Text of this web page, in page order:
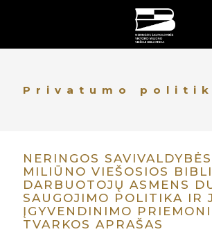
Privatumo
NERINGOS
MILIŪNO VIEŠOSIOS
DARBUOTOJŲ ASMENS
SAUGOJIMO POLITIKA IR
ĮGYVENDINIMO
TVARKOS APRAŠAS